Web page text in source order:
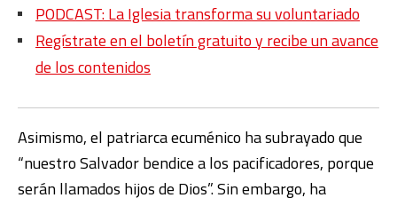
PODCAST: La Iglesia transforma su voluntariado
Regístrate en el boletín gratuito y recibe un avance
de los contenidos
Asimismo, el patriarca ecuménico ha subrayado que
“nuestro Salvador bendice a los pacificadores, porque
serán llamados hijos de Dios”. Sin embargo, ha